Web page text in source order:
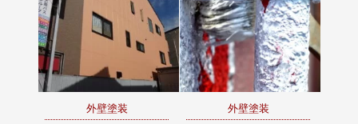
外壁塗装 外壁塗装